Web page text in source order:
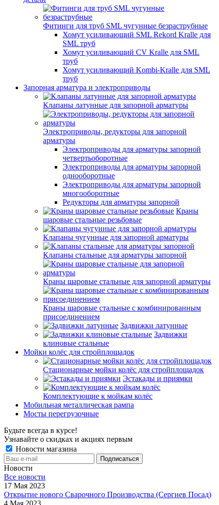
Фитинги для труб SML чугунные безраструбные
Хомут усиливающий SML Rekord Kralle для
SML труб
Хомут усиливающий CV Kralle для SML
труб
Хомут усиливающий Kombi-Kralle для SML
труб
Запорная арматура и электроприводы
Клапаны латунные для запорной арматуры
Электроприводы, редукторы для запорной
арматуры
Электроприводы для арматуры запорной
четвертьоборотные
Электроприводы для арматуры запорной
однооборотные
Электроприводы для арматуры запорной
многооборотные
Редукторы для арматуры запорной
Краны
шаровые стальные резьбовые
Клапаны чугунные для запорной арматуры
Клапаны стальные для арматуры запорной
Краны шаровые стальные для запорной арматуры
Краны шаровые стальные с комбинированным
присоединением
Задвижки латунные
Задвижки
клиновые стальные
Мойки колёс для стройплощадок
Стационарные мойки колёс для стройплощадок
Эстакады и приямки
Комплектующие к мойкам колёс
Мобильная металлическая рампа
Мосты перегрузочные
Будьте всегда в курсе!
Узнавайте о скидках и акциях первым
Новости магазина
Новости
Все новости
17 Мая 2023
Открытие нового Сварочного Производства (Сергиев Посад)
4 Мая 2023